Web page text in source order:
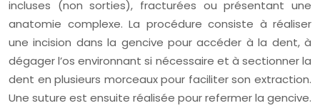
incluses (non sorties), fracturées ou présentant une
anatomie complexe. La procédure consiste à réaliser
une incision dans la gencive pour accéder à la dent, à
dégager l’os environnant si nécessaire et à sectionner la
dent en plusieurs morceaux pour faciliter son extraction.
Une suture est ensuite réalisée pour refermer la gencive.